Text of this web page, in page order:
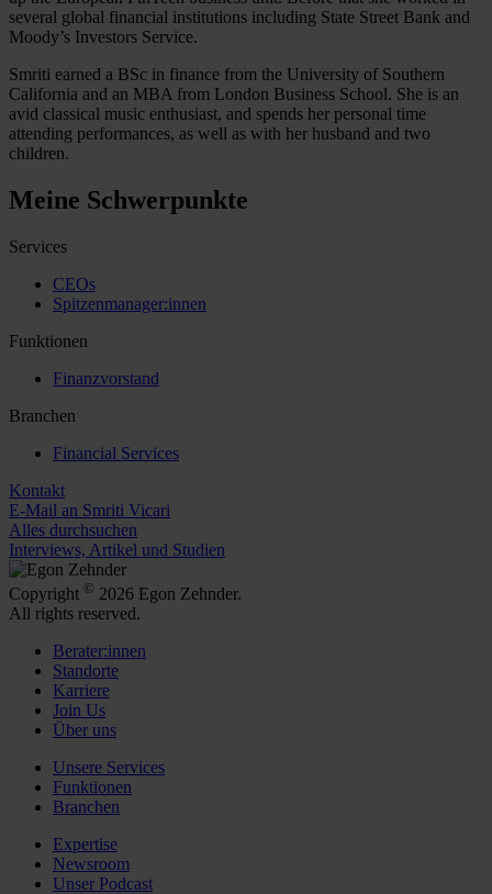
several global financial institutions including State Street Bank and
Moody’s Investors Service.
Smriti earned a BSc in finance from the University of Southern
California and an MBA from London Business School. She is an
avid classical music enthusiast, and spends her personal time
attending performances, as well as with her husband and two
children.
Meine Schwerpunkte
Services
CEOs
Spitzenmanager:innen
Funktionen
Finanzvorstand
Branchen
Financial Services
Kontakt
E-Mail an Smriti Vicari
Alles durchsuchen
Interviews, Artikel und Studien
Copyright © 2026 Egon Zehnder.
All rights reserved.
Berater:innen
Standorte
Karriere
Join Us
Über uns
Unsere Services
Funktionen
Branchen
Expertise
Newsroom
Unser Podcast